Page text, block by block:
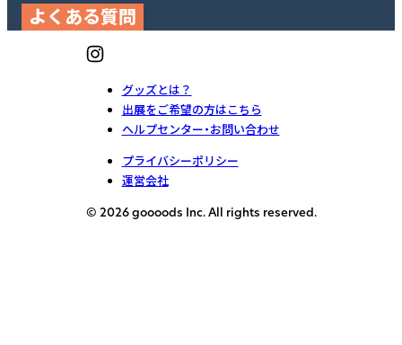
よくある質問
グッズとは？
出展をご希望の方はこちら
ヘルプセンター・お問い合わせ
プライバシーポリシー
運営会社
© 2026 goooods Inc. All rights reserved.